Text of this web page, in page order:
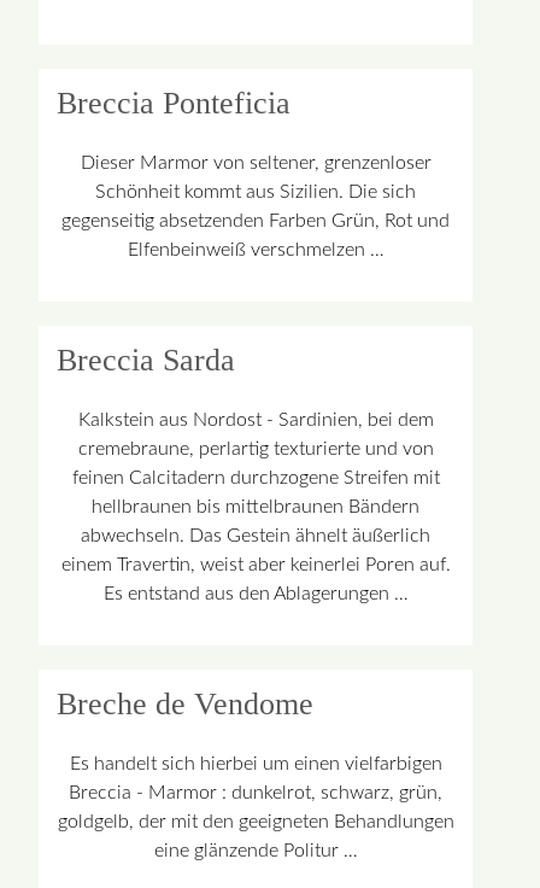
Breccia Ponteficia
Dieser Marmor von seltener, grenzenloser
Schönheit kommt aus Sizilien. Die sich
gegenseitig absetzenden Farben Grün, Rot und
Elfenbeinweiß verschmelzen …
Breccia Sarda
Kalkstein aus Nordost - Sardinien, bei dem
cremebraune, perlartig texturierte und von
feinen Calcitadern durchzogene Streifen mit
hellbraunen bis mittelbraunen Bändern
abwechseln. Das Gestein ähnelt äußerlich
einem Travertin, weist aber keinerlei Poren auf.
Es entstand aus den Ablagerungen …
Breche de Vendome
Es handelt sich hierbei um einen vielfarbigen
Breccia - Marmor : dunkelrot, schwarz, grün,
goldgelb, der mit den geeigneten Behandlungen
eine glänzende Politur …